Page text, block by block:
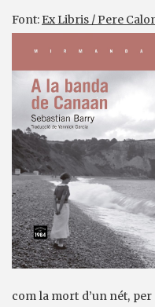
Font: Ex Libris / Pere
com la mort d’un nét, per